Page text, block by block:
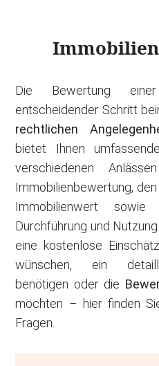
Die Bewertung
entscheidender Schritt
rechtlichen
bietet Ihnen
verschiedenen
Immobilienbewertung, den
Immobilienwert
Durchführung und
eine kostenlose
wünschen, ein
benötigen oder die
möchten – hier finden
Fragen.